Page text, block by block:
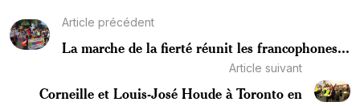
Article précédent
La marche de la fierté réunit les francophones...
Article suivant
Corneille et Louis-José Houde à Toronto en